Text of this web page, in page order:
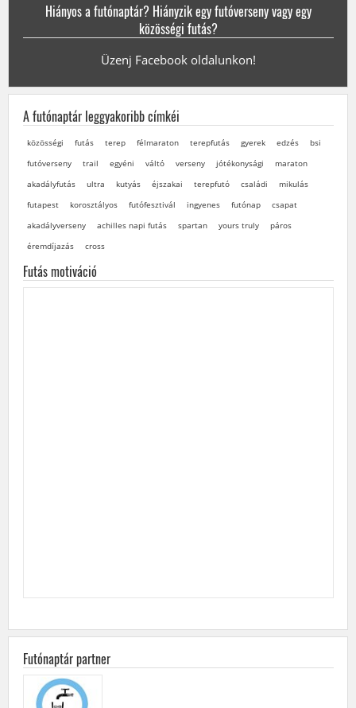
Hiányos a futónaptár? Hiányzik egy futóverseny vagy egy
közösségi futás?
Üzenj Facebook oldalunkon!
A futónaptár leggyakoribb címkéi
közösségi futás terep félmaraton terepfutás gyerek edzés
bsi
futóverseny
trail egyéni váltó verseny jótékonysági
maraton
akadályfutás
ultra kutyás éjszakai terepfutó családi
mikulás
futapest
korosztályos futófesztivál ingyenes futónap
csapat
akadályverseny
achilles napi futás spartan yours truly
páros
éremdíjazás
cross
Futás motiváció
Futónaptár partner